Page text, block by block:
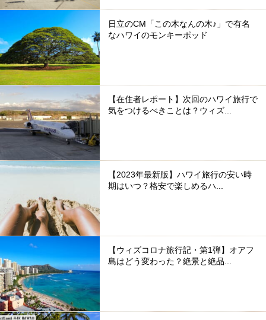
日立のCM「この木なんの木♪」で有名
なハワイのモンキーポッド
【在住者レポート】次回のハワイ旅行で
気をつけるべきことは？ウィズ...
【2023年最新版】ハワイ旅行の安い時
期はいつ？格安で楽しめるハ...
【ウィズコロナ旅行記・第1弾】オアフ
島はどう変わった？絶景と絶品...